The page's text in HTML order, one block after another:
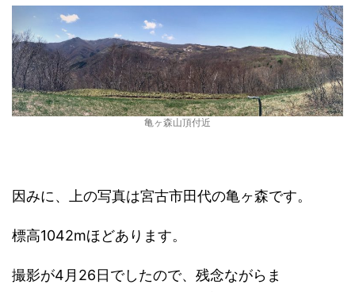
亀ヶ森山頂付近
因みに、上の写真は宮古市田代の亀ヶ森です。
標高1042mほどあります。
撮影が4月26日でしたので、残念ながらま